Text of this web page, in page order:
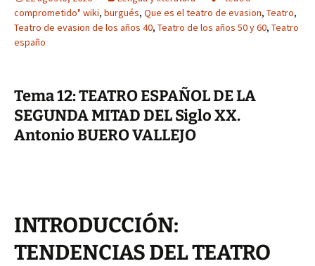
comprometido" wiki, burgués, Que es el teatro de evasion, Teatro,
Teatro de evasion de los años 40, Teatro de los años 50 y 60, Teatro
españo
Tema 12: TEATRO ESPAÑOL DE LA
SEGUNDA MITAD DEL Siglo XX.
Antonio BUERO VALLEJO
INTRODUCCIÓN:
TENDENCIAS DEL TEATRO